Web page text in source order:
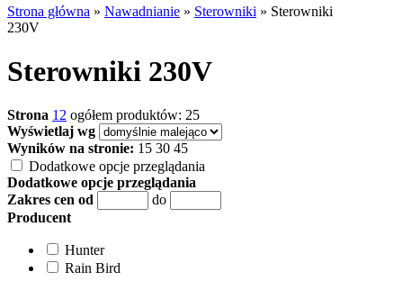
Strona główna » Nawadnianie » Sterowniki » Sterowniki
230V
Sterowniki 230V
Strona 12 ogółem produktów: 25
Wyświetlaj wg
Wyników na stronie: 15 30 45
Dodatkowe opcje przeglądania
Dodatkowe opcje przeglądania
Zakres cen od
do
Producent
Hunter
Rain Bird